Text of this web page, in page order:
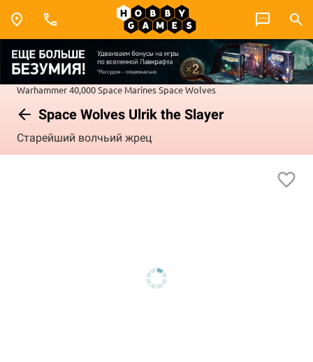
Warhammer 40,000Space MarinesSpace Wolves
Space Wolves Ulrik the Slayer
Старейший волчьий жрец